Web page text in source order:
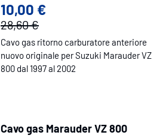
10,00 €
28,60 €
Cavo gas ritorno carburatore anteriore
nuovo originale per Suzuki Marauder VZ
800 dal 1997 al 2002
Cavo gas Marauder VZ 800